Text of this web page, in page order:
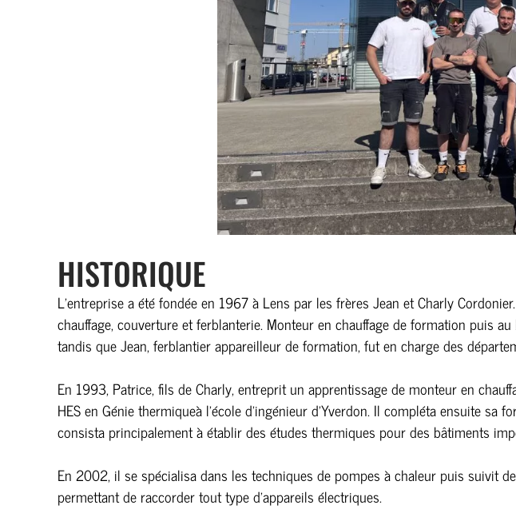
HISTORIQUE
L’entreprise a été fondée en 1967 à Lens par les frères Jean et Charly
chauffage, couverture et ferblanterie. Monteur en chauffage de formation puis
tandis que Jean, ferblantier appareilleur de formation, fut en charge des
En 1993, Patrice, fils de Charly, entreprit un apprentissage de monteur en
HES en Génie thermiqueà l’école d’ingénieur d’Yverdon. Il compléta ensuite
consista principalement à établir des études thermiques pour des bâtiments
En 2002, il se spécialisa dans les techniques de pompes à chaleur puis suivit
permettant de raccorder tout type d’appareils électriques.